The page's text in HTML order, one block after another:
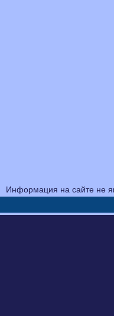
Информация на сайте не